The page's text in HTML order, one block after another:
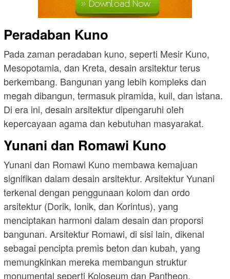
Peradaban Kuno
Pada zaman peradaban kuno, seperti Mesir Kuno,
Mesopotamia, dan Kreta, desain arsitektur terus
berkembang. Bangunan yang lebih kompleks dan
megah dibangun, termasuk piramida, kuil, dan istana.
Di era ini, desain arsitektur dipengaruhi oleh
kepercayaan agama dan kebutuhan masyarakat.
Yunani dan Romawi Kuno
Yunani dan Romawi Kuno membawa kemajuan
signifikan dalam desain arsitektur. Arsitektur Yunani
terkenal dengan penggunaan kolom dan ordo
arsitektur (Dorik, Ionik, dan Korintus), yang
menciptakan harmoni dalam desain dan proporsi
bangunan. Arsitektur Romawi, di sisi lain, dikenal
sebagai pencipta premis beton dan kubah, yang
memungkinkan mereka membangun struktur
monumental seperti Koloseum dan Pantheon.